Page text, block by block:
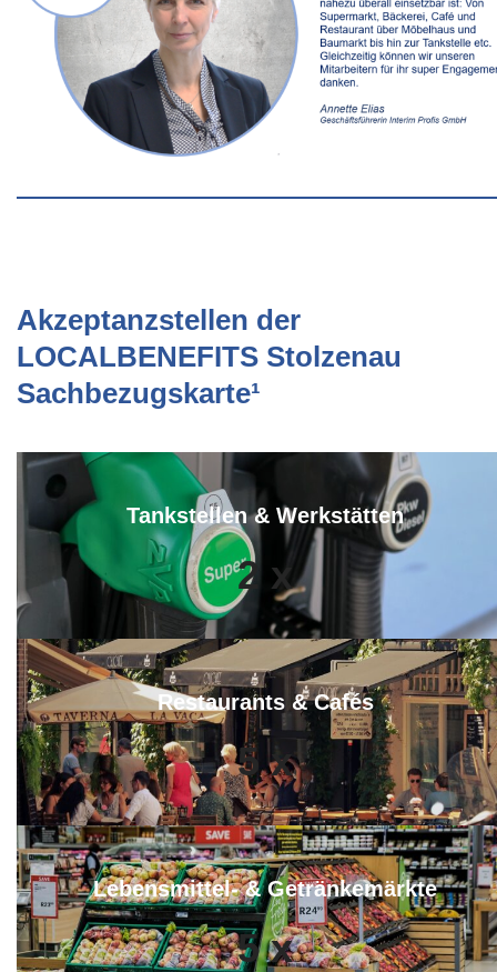
Akzeptanzstellen der
LOCALBENEFITS Stolzenau
Sachbezugskarte¹
Tankstellen & Werkstätten
2 x
Restaurants & Cafés
5 x
Lebensmittel- & Getränkemärkte
5 x